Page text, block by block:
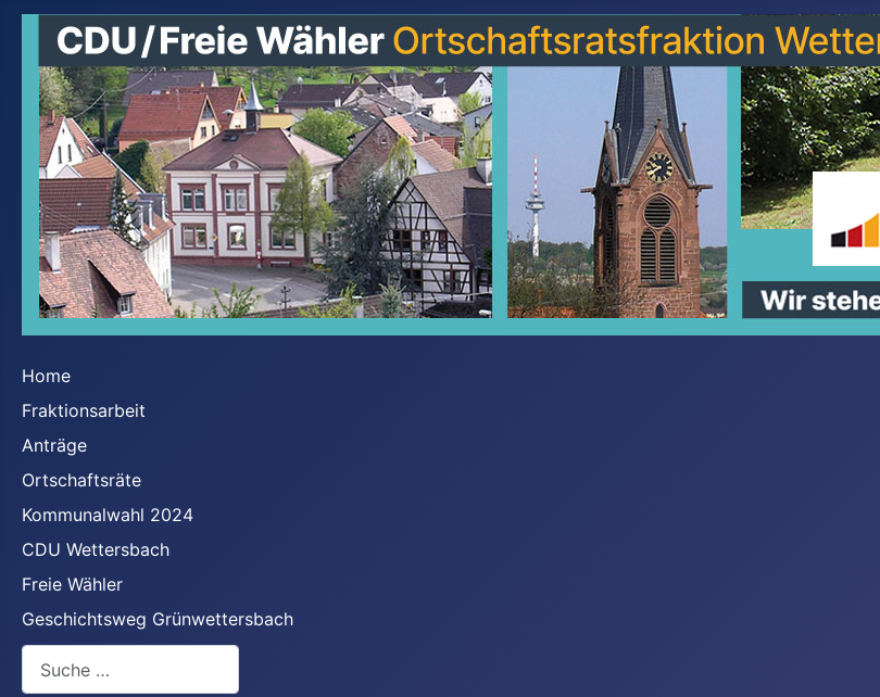
Home
Fraktionsarbeit
Anträge
Ortschaftsräte
Kommunalwahl 2024
CDU Wettersbach
Freie Wähler
Geschichtsweg Grünwettersbach